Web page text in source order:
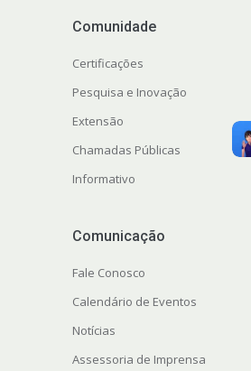
Comunidade
Certificações
Pesquisa e Inovação
Extensão
Chamadas Públicas
Informativo
Comunicação
Fale Conosco
Calendário de Eventos
Notícias
Assessoria de Imprensa